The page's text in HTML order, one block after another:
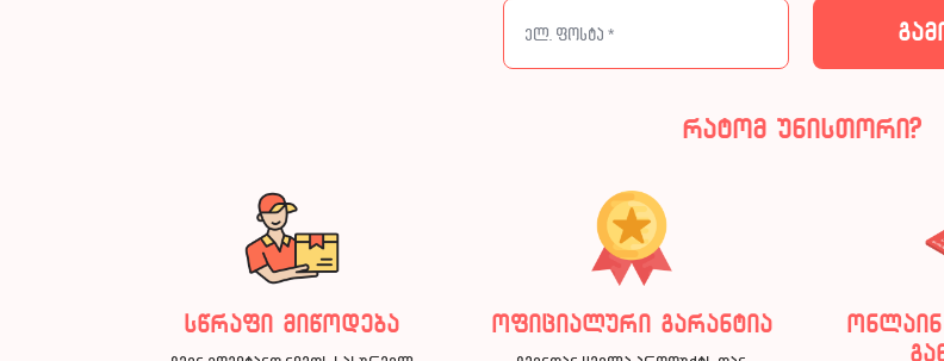
რატომ უნისთორი?
სწრაფი მიწოდება ოფიციალური გარანტია